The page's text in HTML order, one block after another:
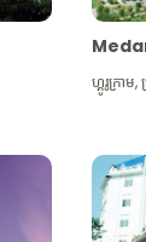
ហ្គូរូក្រាម,